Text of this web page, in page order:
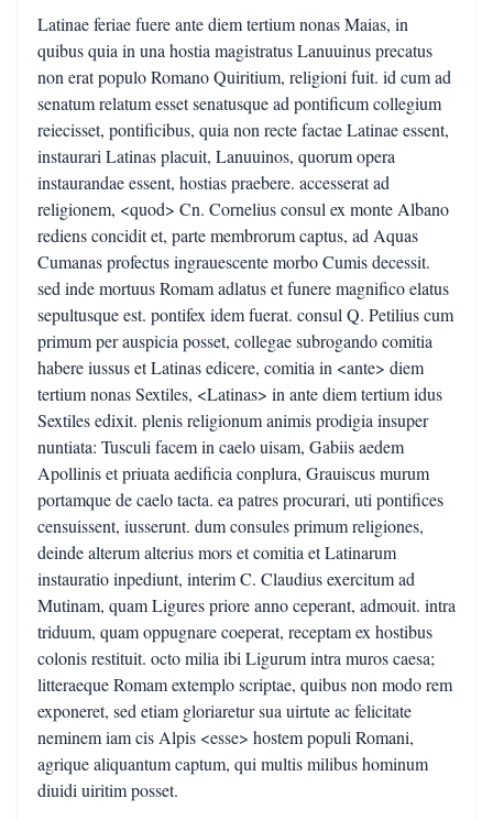
Latinae feriae fuere ante diem tertium nonas Maias, in
quibus quia in una hostia magistratus Lanuuinus precatus
non erat populo Romano Quiritium, religioni fuit. id cum ad
senatum relatum esset senatusque ad pontificum collegium
reiecisset, pontificibus, quia non recte factae Latinae essent,
instaurari Latinas placuit, Lanuuinos, quorum opera
instaurandae essent, hostias praebere. accesserat ad
religionem, <quod> Cn. Cornelius consul ex monte Albano
rediens concidit et, parte membrorum captus, ad Aquas
Cumanas profectus ingrauescente morbo Cumis decessit.
sed inde mortuus Romam adlatus et funere magnifico elatus
sepultusque est. pontifex idem fuerat. consul Q. Petilius cum
primum per auspicia posset, collegae subrogando comitia
habere iussus et Latinas edicere, comitia in <ante> diem
tertium nonas Sextiles, <Latinas> in ante diem tertium idus
Sextiles edixit. plenis religionum animis prodigia insuper
nuntiata: Tusculi facem in caelo uisam, Gabiis aedem
Apollinis et priuata aedificia conplura, Grauiscus murum
portamque de caelo tacta. ea patres procurari, uti pontifices
censuissent, iusserunt. dum consules primum religiones,
deinde alterum alterius mors et comitia et Latinarum
instauratio inpediunt, interim C. Claudius exercitum ad
Mutinam, quam Ligures priore anno ceperant, admouit. intra
triduum, quam oppugnare coeperat, receptam ex hostibus
colonis restituit. octo milia ibi Ligurum intra muros caesa;
litteraeque Romam extemplo scriptae, quibus non modo rem
exponeret, sed etiam gloriaretur sua uirtute ac felicitate
neminem iam cis Alpis <esse> hostem populi Romani,
agrique aliquantum captum, qui multis milibus hominum
diuidi uiritim posset.